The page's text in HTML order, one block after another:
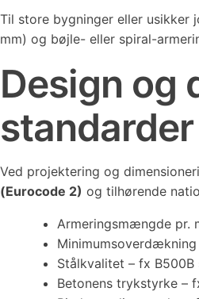
Til store bygninger eller usikker
mm) og bøjle- eller spiral-
Design og
standarder
Ved projektering og
(Eurocode 2) og tilhørende
Armeringsmængde pr.
Stålkvalitet – fx
Betonens trykstyrke –